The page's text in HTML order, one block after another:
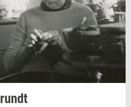
rundt